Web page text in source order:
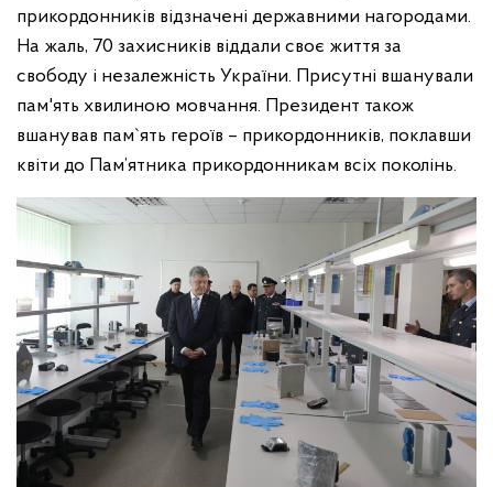
прикордонників відзначені державними нагородами.
На жаль, 70 захисників віддали своє життя за
свободу і незалежність України. Присутні вшанували
пам'ять хвилиною мовчання. Президент також
вшанував пам`ять героїв – прикордонників, поклавши
квіти до Пам’ятника прикордонникам всіх поколінь.